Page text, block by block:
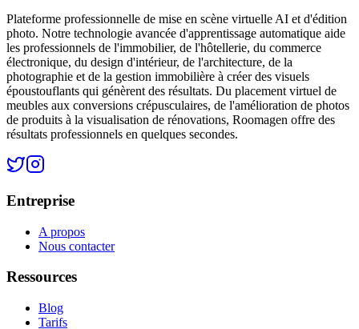
Plateforme professionnelle de mise en scène virtuelle AI et d'édition
photo. Notre technologie avancée d'apprentissage automatique aide
les professionnels de l'immobilier, de l'hôtellerie, du commerce
électronique, du design d'intérieur, de l'architecture, de la
photographie et de la gestion immobilière à créer des visuels
époustouflants qui génèrent des résultats. Du placement virtuel de
meubles aux conversions crépusculaires, de l'amélioration de photos
de produits à la visualisation de rénovations, Roomagen offre des
résultats professionnels en quelques secondes.
Entreprise
A propos
Nous contacter
Ressources
Blog
Tarifs